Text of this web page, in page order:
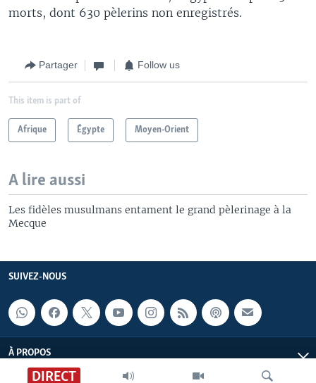
DIRECT
morts, dont 630 pèlerins non enregistrés.
Partager Follow us
This item is part of
Afrique Égypte Moyen-Orient
A lire aussi
Les fidèles musulmans entament le grand pèlerinage à la
Mecque
SUIVEZ-NOUS
À PROPOS